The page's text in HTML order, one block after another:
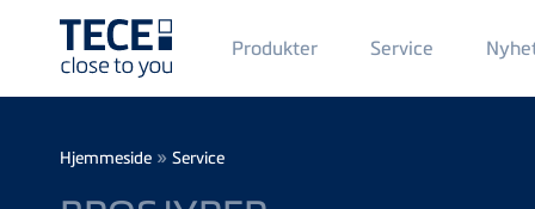
Main
Menü
1
Produkter Service
Breadcrumb
Hjemmeside » Service